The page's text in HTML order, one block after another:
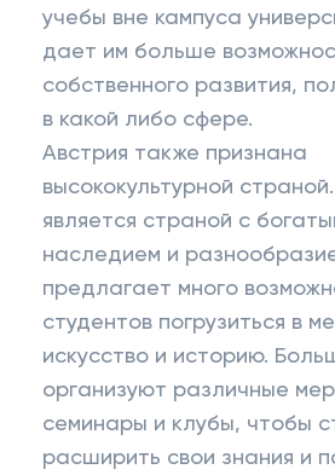
учебы вне кампуса
дает им больше
собственного развития,
в какой либо сфере.
Австрия также признана
высококультурной
является страной с
наследием и
предлагает много
студентов погрузиться в
искусство и историю.
организуют различные
семинары и клубы, чтобы
расширить свои знания и